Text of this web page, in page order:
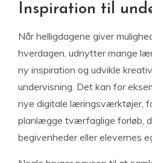
Inspiration til
Når helligdagene giver
hverdagen, udnytter mange
ny inspiration og udvikle
undervisning. Det kan for
nye digitale læringsværktøjer,
planlægge tværfaglige forløb,
begivenheder eller elevernes